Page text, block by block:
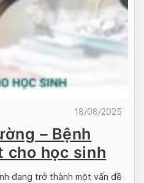
18/08/2025
– Bệnh
cho học sinh
đang trở thành một vấn đề